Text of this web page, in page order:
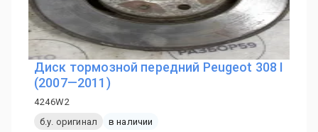
Диск тормозной передний Peugeot 308 I
(2007—2011)
4246W2
б.у. оригинал
в наличии